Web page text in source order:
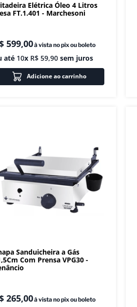
Elétrica Óleo 4 Litros
FT.1.401 - Marchesoni
599,00à vista no pix ou boleto
até 10x R$ 59,90 sem juros
Adicione ao carrinho
Sanduicheira a Gás
Com Prensa VPG30 -
265,00à vista no pix ou boleto